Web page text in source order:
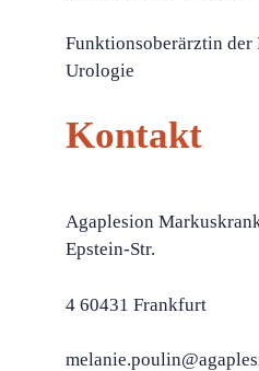
Funktionsoberärztin
Urologie
Kontakt
Agaplesion
Epstein-Str.
4 60431 Frankfurt